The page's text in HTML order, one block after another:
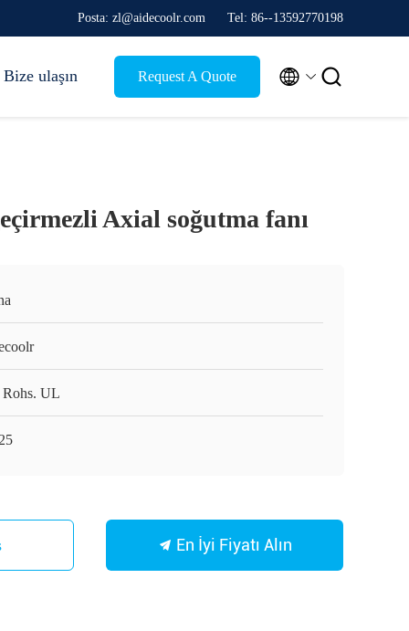
Posta: zl@aidecoolr.com Tel: 86--13592770198
Bize ulaşın Request A Quote  
Axial soğutma fanı
UL
En İyi Fiyatı Alın